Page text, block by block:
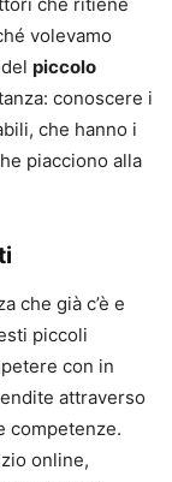
volevamo
piccolo
conoscere i
che hanno i
piacciono alla
che già c’è e
piccoli
con in
attraverso
competenze.
online,